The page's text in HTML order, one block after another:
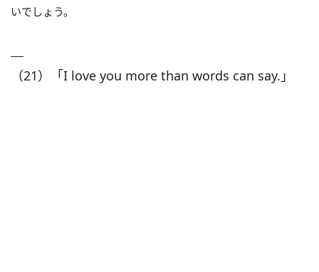
いでしょう。
（21）「I love you more than words can say.」